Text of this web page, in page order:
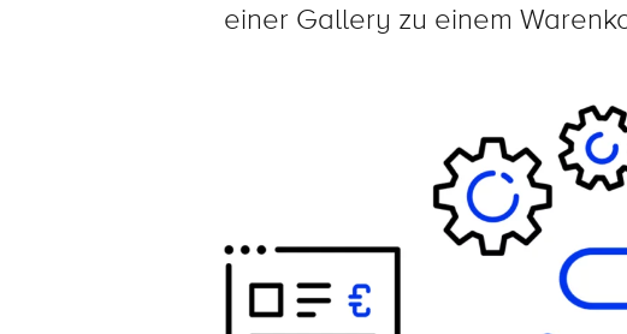
einer Gallery zu einem